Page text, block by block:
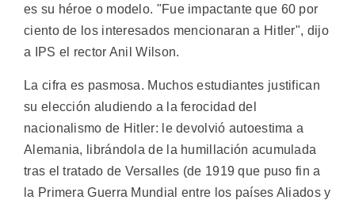
es su héroe o modelo. "Fue impactante que 60 por
ciento de los interesados mencionaran a Hitler", dijo
a IPS el rector Anil Wilson.
La cifra es pasmosa. Muchos estudiantes justifican
su elección aludiendo a la ferocidad del
nacionalismo de Hitler: le devolvió autoestima a
Alemania, librándola de la humillación acumulada
tras el tratado de Versalles (de 1919 que puso fin a
la Primera Guerra Mundial entre los países Aliados y